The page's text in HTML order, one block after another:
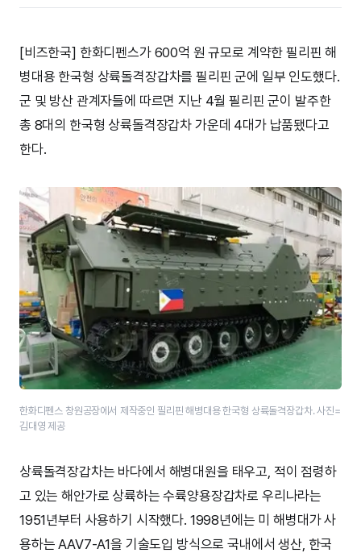
[비즈한국] 한화디펜스가 600억 원 규모로 계약한 필리핀 해
병대용 한국형 상륙돌격장갑차를 필리핀 군에 일부 인도했다.
군 및 방산 관계자들에 따르면 지난 4월 필리핀 군이 발주한
총 8대의 한국형 상륙돌격장갑차 가운데 4대가 납품됐다고
한다.
한화디펜스 창원공장에서 제작중인 필리핀 해병대용 한국형 상륙돌격장갑차. 사진=
김대영 제공
상륙돌격장갑차는 바다에서 해병대원을 태우고, 적이 점령하
고 있는 해안가로 상륙하는 수륙양용장갑차로 우리나라는
1951년부터 사용하기 시작했다. 1998년에는 미 해병대가 사
용하는 AAV7-A1을 기술도입 방식으로 국내에서 생산, 한국